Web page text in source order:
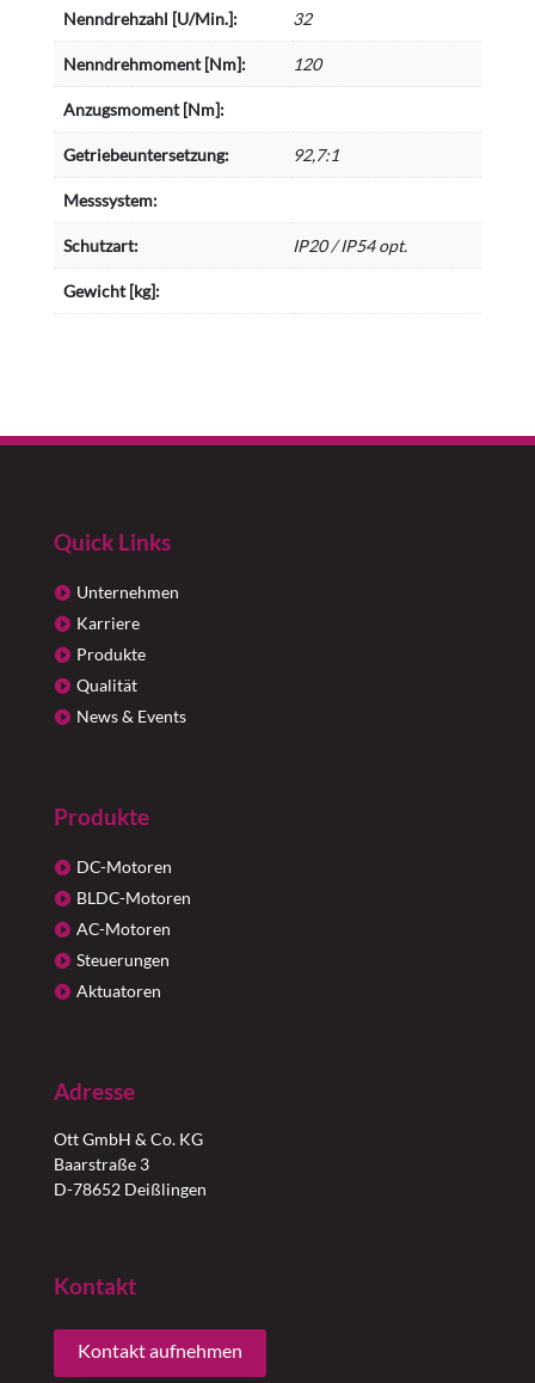
Nenndrehzahl [U/Min.]: 32
Nenndrehmoment [Nm]: 120
Anzugsmoment [Nm]:
Getriebeuntersetzung: 92,7:1
Messsystem:
Schutzart: IP20 / IP54 opt.
Gewicht [kg]:
Quick Links
Unternehmen
Karriere
Produkte
Qualität
News & Events
Produkte
DC-Motoren
BLDC-Motoren
AC-Motoren
Steuerungen
Aktuatoren
Adresse
Ott GmbH & Co. KG
Baarstraße 3
D-78652 Deißlingen
Kontakt
Kontakt aufnehmen